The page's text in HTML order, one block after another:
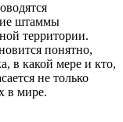
штаммы
территории.
понятно,
в какой мере и кто,
не только
в мире.